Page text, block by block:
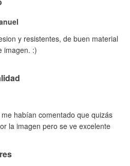
y resistentes, de buen material
imagen. :)
habían comentado que quizás
la imagen pero se ve excelente